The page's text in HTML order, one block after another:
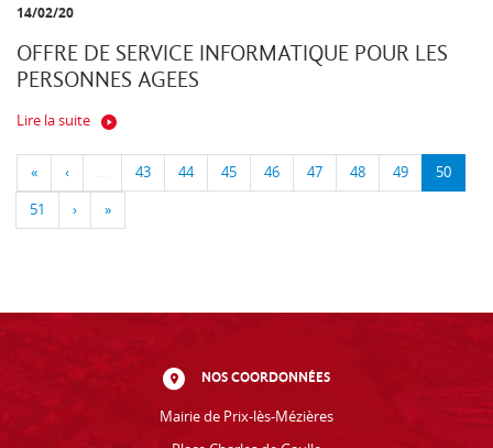
14/02/20
OFFRE DE SERVICE INFORMATIQUE POUR LES
PERSONNES AGEES
Lire la suite
« ‹ … 43 44 45 46 47 48 49 50
51 › »
NOS COORDONNÉES
Mairie de Prix-lès-Mézières